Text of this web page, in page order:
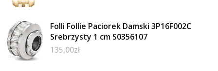
Folli Follie Paciorek Damski 3P16F002C
Srebrzysty 1 cm S0356107
135,00zł